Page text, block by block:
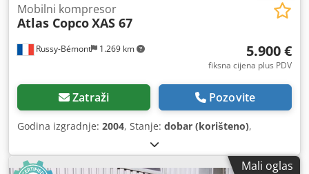
Russy-Bémont 1.269 km
Mobilni kompresor
Atlas CopcoXAS 67
5.900 €
fiksna cijena plus PDV
Zatraži Pozovite
Godina izgradnje: 2004, Stanje: dobar (korišteno),
Mali oglas